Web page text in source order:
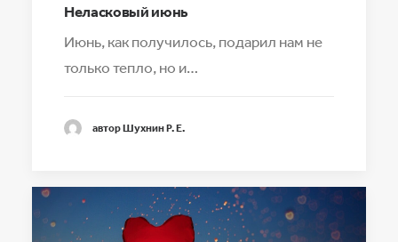
Неласковый июнь
Июнь, как получилось, подарил нам не
только тепло, но и…
автор Шухнин Р. Е.